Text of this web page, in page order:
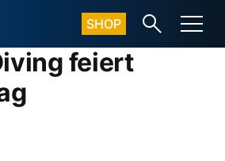
SHOP
feiert